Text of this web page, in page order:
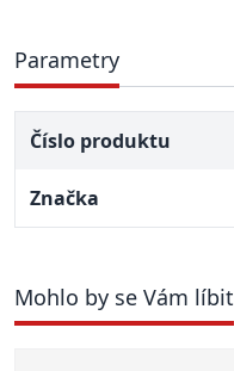
Parametry
Číslo produktu
Značka
Mohlo by se Vám líbit